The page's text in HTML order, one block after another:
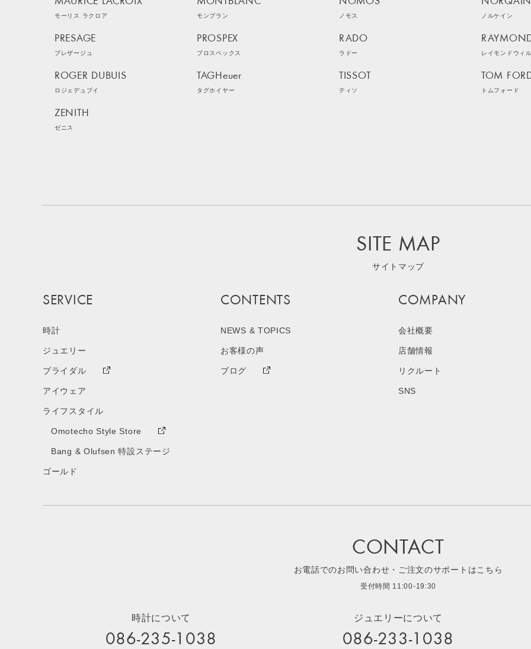
モーリス ラクロア モンブラン ノモス ノルケイン
PRESAGE
プレザージュ
PROSPEX
プロスペックス
RADO
ラドー レイモンドウィ
ROGER DUBUIS
ロジェデュブイ
TAGHeuer
タグホイヤー
TISSOT
ティソ
TOM
トムフォード
ZENITH
ゼニス
SITE MAP
サイトマップ
SERVICE
時計
ジュエリー
ブライダル
アイウェア
ライフスタイル
Omotecho Style Store
Bang & Olufsen 特設ステージ
ゴールド
CONTENTS
NEWS & TOPICS
お客様の声
ブログ
COMPANY
会社概要
店舗情報
リクルート
SNS
CONTACT
お電話でのお問い合わせ・ご注文のサポートはこちら
受付時間 11:00-19:30
時計について
086-235-1038
ジュエリーについて
086-233-1038